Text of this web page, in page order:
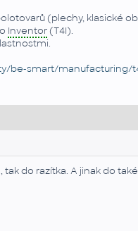
(plechy, klasické
Inventor(T4I).
be-smart/manufacturing/
do razítka. A jinak do